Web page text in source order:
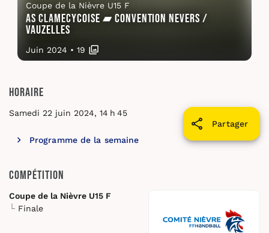
Coupe de la Nièvre U15 F
AS Clamecycoise ▰ Convention Nevers /
Vauzelles
Juin 2024 • 19
Horaire
Partager
Samedi 22 juin 2024, 14 h 45
Programme de la semaine
Compétition
Coupe de la Nièvre U15 F
Finale